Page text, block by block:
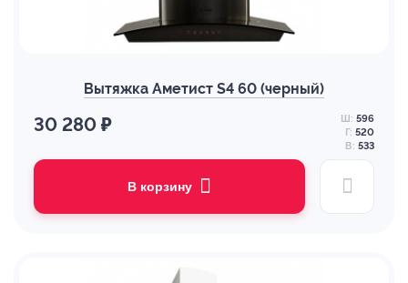
Вытяжка Аметист S4 60 (черный)
30 280 ₽ Ш: 596
Г: 520
В: 533
В корзину